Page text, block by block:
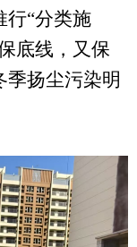
行“分类施
底线，又保
季扬尘污染明